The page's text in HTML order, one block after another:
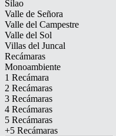
Silao
Valle de Señora
Valle del Campestre
Valle del Sol
Villas del Juncal
Recámaras
Monoambiente
1 Recámara
2 Recámaras
3 Recámaras
4 Recámaras
5 Recámaras
+5 Recámaras